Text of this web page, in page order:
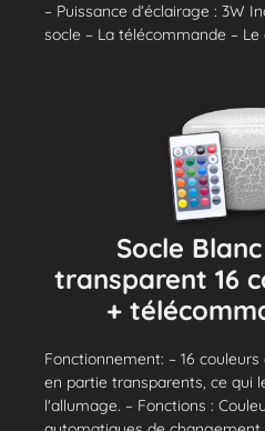
– Puissance d’éclairage : 3W
socle – La télécommande – Le
Socle
transparent 16
+
Fonctionnement: – 16
en partie transparents, ce qui
l'allumage. – Fonctions :